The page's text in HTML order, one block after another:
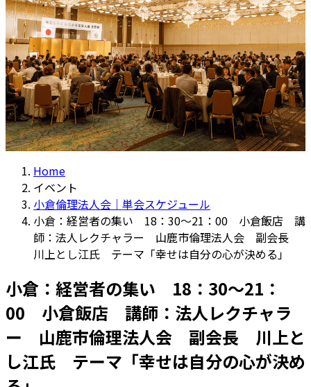
Home
イベント
小倉倫理法人会｜単会スケジュール
小倉：経営者の集い 18：30～21：00 小倉飯店 講
師：法人レクチャラー 山鹿市倫理法人会 副会長
川上とし江氏 テーマ「幸せは自分の心が決める」
小倉：経営者の集い 18：30～21：
00 小倉飯店 講師：法人レクチャラ
ー 山鹿市倫理法人会 副会長 川上と
し江氏 テーマ「幸せは自分の心が決め